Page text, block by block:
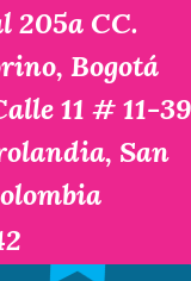
205a CC.
Bogotá
11 # 11-39
San